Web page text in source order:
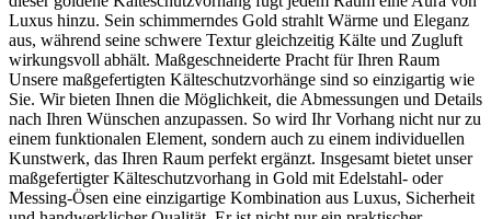
Luxus hinzu. Sein schimmerndes Gold strahlt Wärme und Eleganz
aus, während seine schwere Textur gleichzeitig Kälte und Zugluft
wirkungsvoll abhält. Maßgeschneiderte Pracht für Ihren Raum
Unsere maßgefertigten Kälteschutzvorhänge sind so einzigartig wie
Sie. Wir bieten Ihnen die Möglichkeit, die Abmessungen und Details
nach Ihren Wünschen anzupassen. So wird Ihr Vorhang nicht nur zu
einem funktionalen Element, sondern auch zu einem individuellen
Kunstwerk, das Ihren Raum perfekt ergänzt. Insgesamt bietet unser
maßgefertigter Kälteschutzvorhang in Gold mit Edelstahl- oder
Messing-Ösen eine einzigartige Kombination aus Luxus, Sicherheit